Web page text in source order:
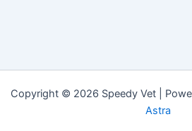
Copyright © 2026 Speedy Vet |
Astra